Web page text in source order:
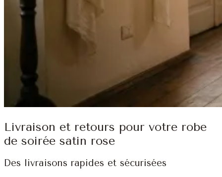
Livraison et retours pour votre robe
de soirée satin rose
Des livraisons rapides et sécurisées